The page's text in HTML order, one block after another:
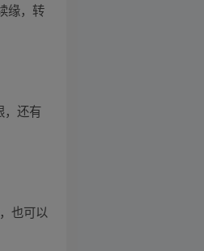
缘，转
，还有
也可以